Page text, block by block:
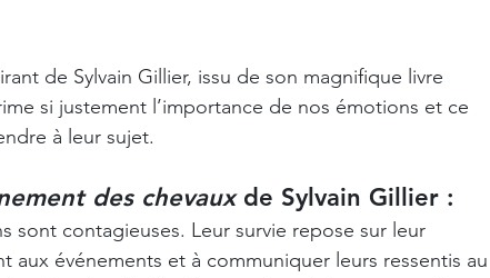
de Sylvain Gillier, issu de son magnifique livre
si justement l’importance de nos émotions et ce
à leur sujet.
des chevaux de Sylvain Gillier :
sont contagieuses. Leur survie repose sur leur
aux événements et à communiquer leurs ressentis au